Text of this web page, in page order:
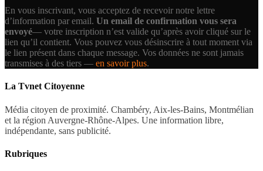
En vous inscrivant, vous acceptez de recevoir notre lettre
d’information par email. Un email de confirmation vous sera
envoyé— votre inscription n’est valide qu’après avoir cliqué sur le
lien qu’il contient. Vous pouvez vous désinscrire à tout moment via
le lien présent dans chaque message. Vos données ne sont jamais
transmises à des tiers — en savoir plus.
La Tvnet Citoyenne
Média citoyen de proximité. Chambéry, Aix-les-Bains, Montmélian
et la région Auvergne-Rhône-Alpes. Une information libre,
indépendante, sans publicité.
Rubriques